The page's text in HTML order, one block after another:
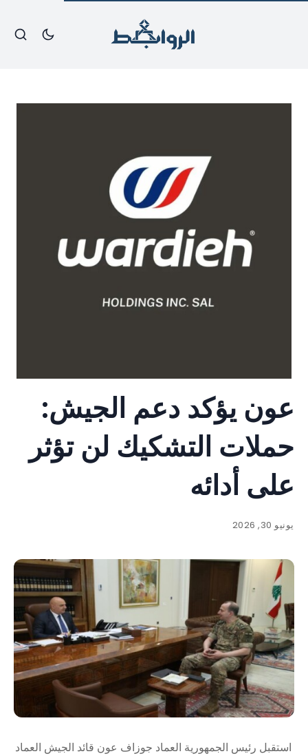
عون يؤكد دعم الجيش:
حملات التشكيك لن تؤثر
على أدائه
يونيو 30, 2026
استقبل رئيس الجمهورية العماد جوزاف عون قائد الجيش العماد